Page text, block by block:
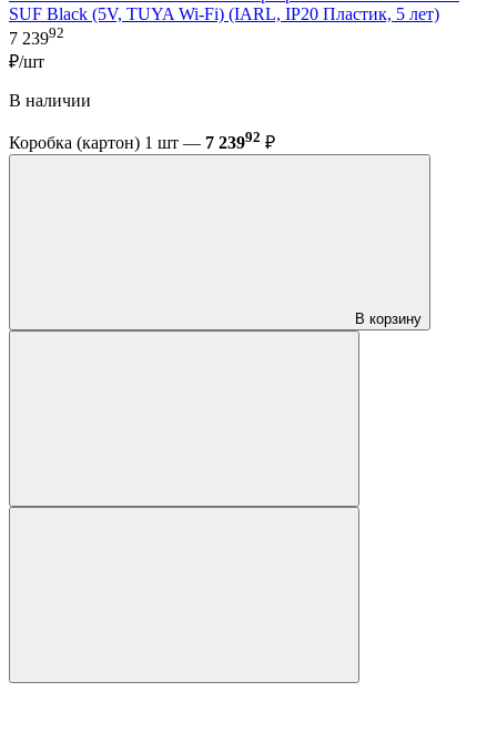
SUF Black (5V, TUYA Wi-Fi) (IARL, IP20 Пластик, 5 лет)
7 23992
₽/шт
В наличии
Коробка (картон) 1 шт — 7 23992 ₽
В корзину